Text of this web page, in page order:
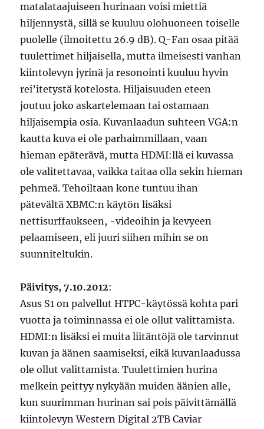
matalataajuiseen hurinaan voisi miettiä
hiljennystä, sillä se kuuluu olohuoneen toiselle
puolelle (ilmoitettu 26.9 dB). Q-Fan osaa pitää
tuulettimet hiljaisella, mutta ilmeisesti vanhan
kiintolevyn jyrinä ja resonointi kuuluu hyvin
rei’itetystä kotelosta. Hiljaisuuden eteen
joutuu joko askartelemaan tai ostamaan
hiljaisempia osia. Kuvanlaadun suhteen VGA:n
kautta kuva ei ole parhaimmillaan, vaan
hieman epäterävä, mutta HDMI:llä ei kuvassa
ole valitettavaa, vaikka taitaa olla sekin hieman
pehmeä. Tehoiltaan kone tuntuu ihan
pätevältä XBMC:n käytön lisäksi
nettisurffaukseen, -videoihin ja kevyeen
pelaamiseen, eli juuri siihen mihin se on
suunniteltukin.
Päivitys, 7.10.2012:
Asus S1 on palvellut HTPC-käytössä kohta pari
vuotta ja toiminnassa ei ole ollut valittamista.
HDMI:n lisäksi ei muita liitäntöjä ole tarvinnut
kuvan ja äänen saamiseksi, eikä kuvanlaadussa
ole ollut valittamista. Tuulettimien hurina
melkein peittyy nykyään muiden äänien alle,
kun suurimman hurinan sai pois päivittämällä
kiintolevyn Western Digital 2TB Caviar